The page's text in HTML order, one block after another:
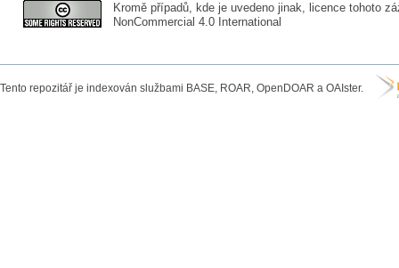
Kromě případů, kde je uvedeno jinak, licence tohoto
NonCommercial 4.0 International
Tento repozitář je indexován službami BASE, ROAR, OpenDOAR a OAIster.